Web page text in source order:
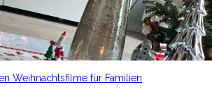
Weihnachtsfilme für Familien